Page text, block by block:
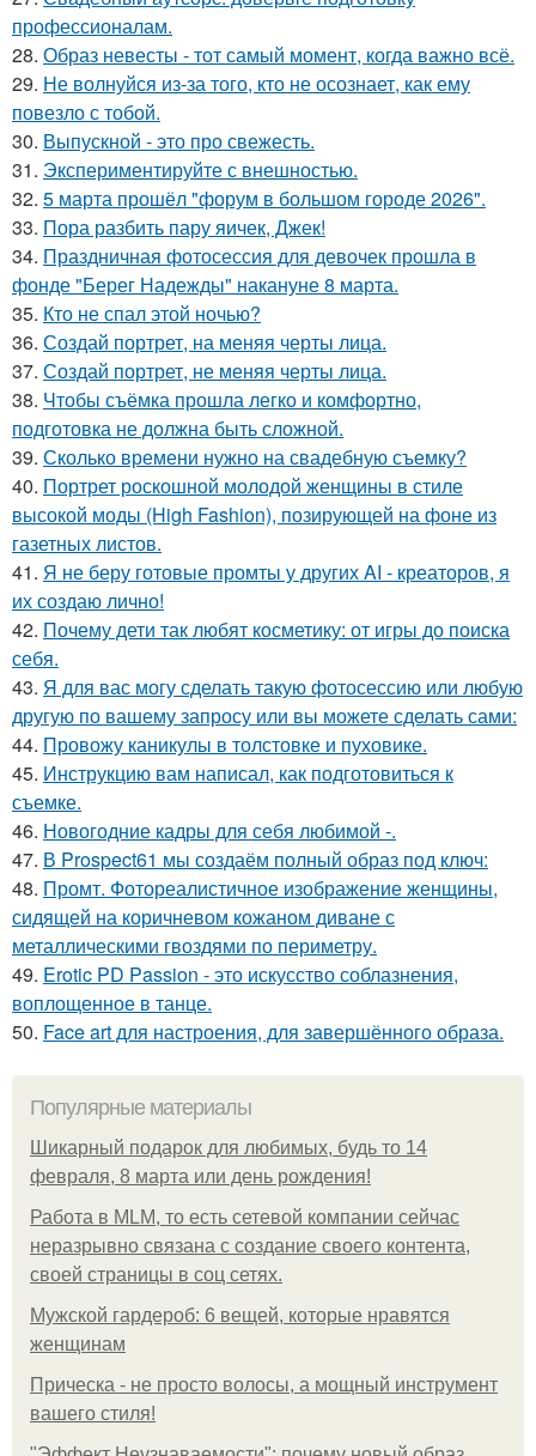
профессионалам.
28. Образ невесты - тот самый момент, когда важно всё.
29. Не волнуйся из-за того, кто не осознает, как ему
повезло с тобой.
30. Выпускной - это про свежесть.
31. Экспериментируйте с внешностью.
32. 5 марта прошёл "форум в большом городе 2026".
33. Пора разбить пару яичек, Джек!
34. Праздничная фотосессия для девочек прошла в
фонде "Берег Надежды" накануне 8 марта.
35. Кто не спал этой ночью?
36. Создай портрет, на меняя черты лица.
37. Создай портрет, не меняя черты лица.
38. Чтобы съёмка прошла легко и комфортно,
подготовка не должна быть сложной.
39. Сколько времени нужно на свадебную съемку?
40. Портрет роскошной молодой женщины в стиле
высокой моды (High Fashion), позирующей на фоне из
газетных листов.
41. Я не беру готовые промты у других AI - креаторов, я
их создаю лично!
42. Почему дети так любят косметику: от игры до поиска
себя.
43. Я для вас могу сделать такую фотосессию или любую
другую по вашему запросу или вы можете сделать сами:
44. Провожу каникулы в толстовке и пуховике.
45. Инструкцию вам написал, как подготовиться к
съемке.
46. Новогодние кадры для себя любимой -.
47. В Prospect61 мы создаём полный образ под ключ:
48. Промт. Фотореалистичное изображение женщины,
сидящей на коричневом кожаном диване с
металлическими гвоздями по периметру.
49. Erotic PD Passion - это искусство соблазнения,
воплощенное в танце.
50. Face art для настроения, для завершённого образа.
Популярные материалы
Шикарный подарок для любимых, будь то 14
февраля, 8 марта или день рождения!
Работа в MLM, то есть сетевой компании сейчас
неразрывно связана с создание своего контента,
своей страницы в соц сетях.
Мужской гардероб: 6 вещей, которые нравятся
женщинам
Прическа - не просто волосы, а мощный инструмент
вашего стиля!